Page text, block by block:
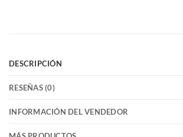
DESCRIPCIÓN
RESEÑAS (0)
INFORMACIÓN DEL VENDEDOR